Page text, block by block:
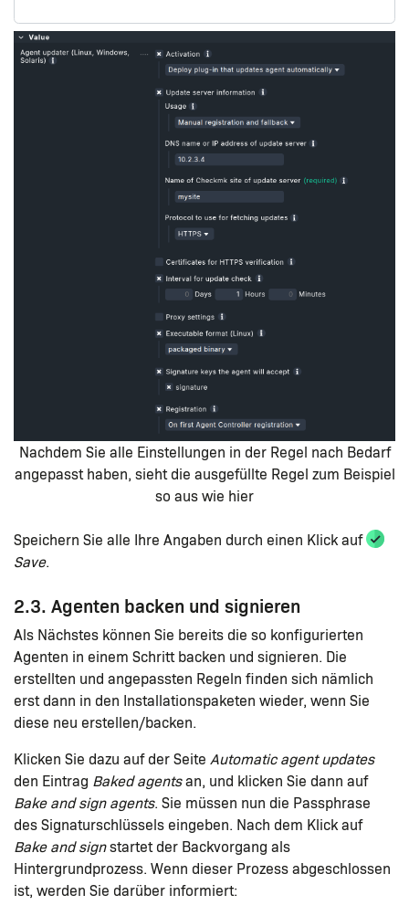
Nachdem Sie alle Einstellungen in der Regel nach Bedarf
angepasst haben, sieht die ausgefüllte Regel zum Beispiel
so aus wie hier
Speichern Sie alle Ihre Angaben durch einen Klick auf
Save.
2.3. Agenten backen und signieren
Als Nächstes können Sie bereits die so konfigurierten
Agenten in einem Schritt backen und signieren. Die
erstellten und angepassten Regeln finden sich nämlich
erst dann in den Installationspaketen wieder, wenn Sie
diese neu erstellen/backen.
Klicken Sie dazu auf der Seite Automatic agent updates
den Eintrag Baked agentsan, und klicken Sie dann auf
Bake and sign agents. Sie müssen nun die Passphrase
des Signaturschlüssels eingeben. Nach dem Klick auf
Bake and signstartet der Backvorgang als
Hintergrundprozess. Wenn dieser Prozess abgeschlossen
ist, werden Sie darüber informiert: